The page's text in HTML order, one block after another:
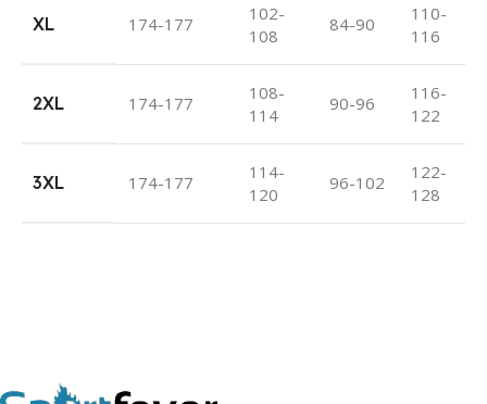
XL 174-177
102-
108
84-90
110-
116
2XL 174-177
108-
114
90-96
116-
122
3XL 174-177
114-
120
96-102
122-
128